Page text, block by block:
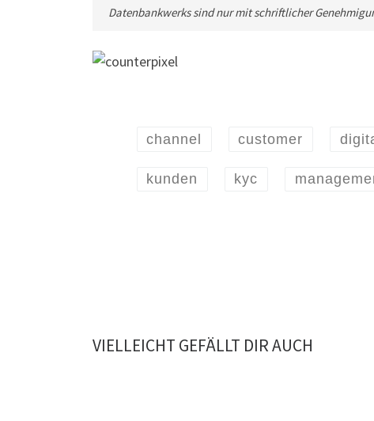
Datenbankwerks sind nur mit schriftlicher
channel customer
kunden kyc
VIELLEICHT GEFÄLLT DIR AUCH